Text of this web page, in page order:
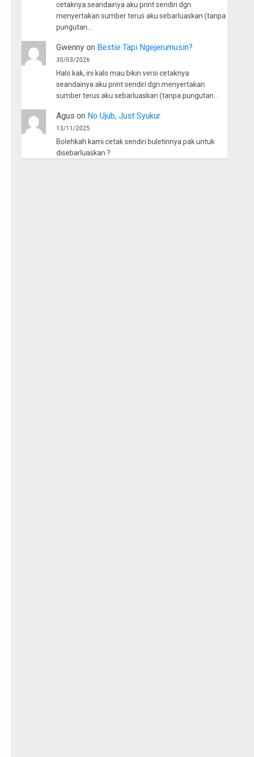
cetaknya seandainya aku print sendiri dgn
menyertakan sumber terus aku sebarluaskan (tanpa
pungutan…
Gwennyon Bestie Tapi Ngejerumusin?
30/03/2026
Halo kak, ini kalo mau bikin versi cetaknya
seandainya aku print sendiri dgn menyertakan
sumber terus aku sebarluaskan (tanpa pungutan…
Agus on No Ujub, Just Syukur
13/11/2025
Bolehkah kami cetak sendiri buletinnya pak untuk
disebarluaskan ?